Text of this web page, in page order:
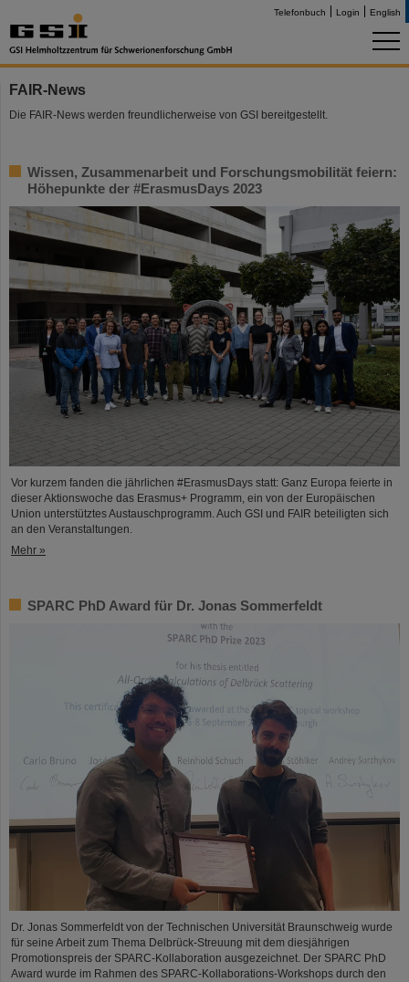
Telefonbuch Login English
FAIR-News
Die FAIR-News werden freundlicherweise von GSI bereitgestellt.
Wissen, Zusammenarbeit und Forschungsmobilität feiern:
Höhepunkte der #ErasmusDays 2023
Vor kurzem fanden die jährlichen #ErasmusDays statt: Ganz Europa feierte in
dieser Aktionswoche das Erasmus+ Programm, ein von der Europäischen
Union unterstütztes Austauschprogramm. Auch GSI und FAIR beteiligten sich
an den Veranstaltungen.
Mehr »
SPARC PhD Award für Dr. Jonas Sommerfeldt
Dr. Jonas Sommerfeldt von der Technischen Universität Braunschweig wurde
für seine Arbeit zum Thema Delbrück-Streuung mit dem diesjährigen
Promotionspreis der SPARC-Kollaboration ausgezeichnet. Der SPARC PhD
Award wurde im Rahmen des SPARC-Kollaborations-Workshops durch den